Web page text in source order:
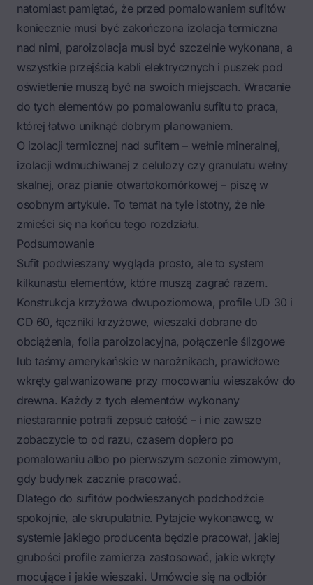
natomiast pamiętać, że przed pomalowaniem sufitów
koniecznie musi być zakończona izolacja termiczna
nad nimi, paroizolacja musi być szczelnie wykonana, a
wszystkie przejścia kabli elektrycznych i puszek pod
oświetlenie muszą być na swoich miejscach. Wracanie
do tych elementów po pomalowaniu sufitu to praca,
której łatwo uniknąć dobrym planowaniem.
O izolacji termicznej nad sufitem – wełnie mineralnej,
izolacji wdmuchiwanej z celulozy czy granulatu wełny
skalnej, oraz pianie otwartokomórkowej – piszę w
osobnym artykule. To temat na tyle istotny, że nie
zmieści się na końcu tego rozdziału.
Podsumowanie
Sufit podwieszany wygląda prosto, ale to system
kilkunastu elementów, które muszą zagrać razem.
Konstrukcja krzyżowa dwupoziomowa, profile UD 30 i
CD 60, łączniki krzyżowe, wieszaki dobrane do
obciążenia, folia paroizolacyjna, połączenie ślizgowe
lub taśmy amerykańskie w narożnikach, prawidłowe
wkręty galwanizowane przy mocowaniu wieszaków do
drewna. Każdy z tych elementów wykonany
niestarannie potrafi zepsuć całość – i nie zawsze
zobaczycie to od razu, czasem dopiero po
pomalowaniu albo po pierwszym sezonie zimowym,
gdy budynek zacznie pracować.
Dlatego do sufitów podwieszanych podchodźcie
spokojnie, ale skrupulatnie. Pytajcie wykonawcę, w
systemie jakiego producenta będzie pracował, jakiej
grubości profile zamierza zastosować, jakie wkręty
mocujące i jakie wieszaki. Umówcie się na odbiór